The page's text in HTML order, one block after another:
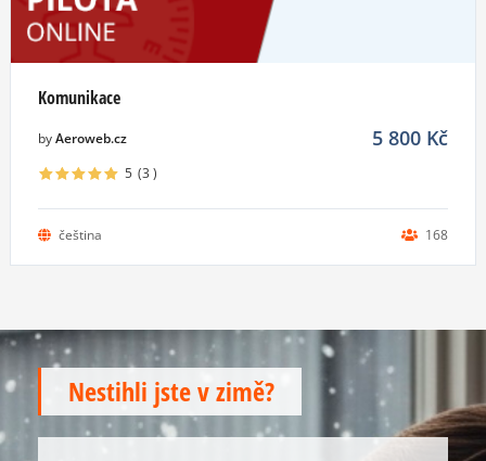
Komunikace
byAeroweb.cz 5 800 Kč
5 (3)
čeština 168
Nestihli jste v zimě?